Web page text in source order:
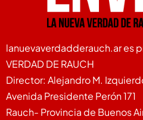
lanuevaverdadderauch.ar es
VERDAD DE RAUCH
Director: Alejandro M.
Avenida Presidente Perón 171
Rauch- Provincia de Buenos